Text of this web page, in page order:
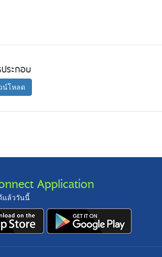
ระกอบ
น์โหลด
Application
แล้ววันนี้